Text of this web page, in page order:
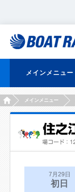
メインメニュー
HOMEメインメニュー
7月29日
初日